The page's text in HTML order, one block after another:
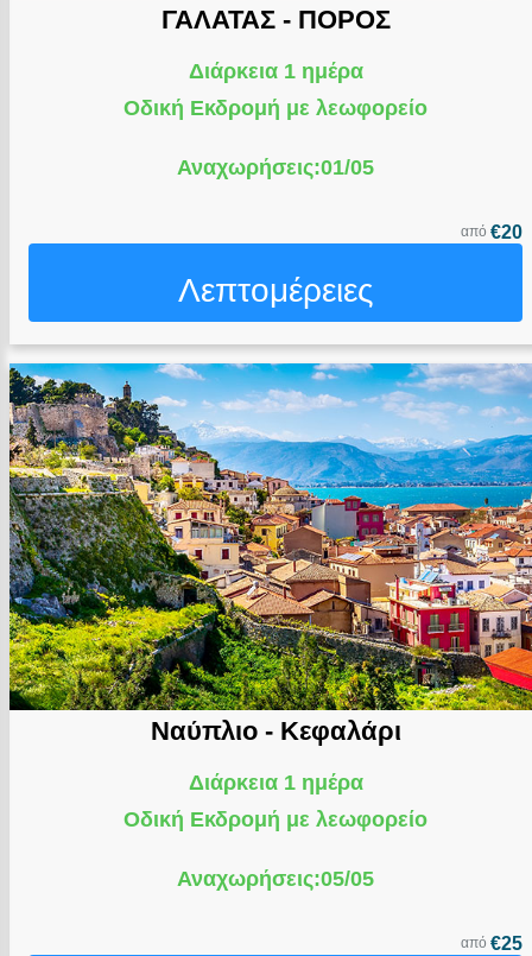
ΓΑΛΑΤΑΣ - ΠΟΡΟΣ
Διάρκεια 1 ημέρα
Οδική Εκδρομή με λεωφορείο
Αναχωρήσεις:01/05
από €20
Λεπτομέρειες
Ναύπλιο - Κεφαλάρι
Διάρκεια 1 ημέρα
Οδική Εκδρομή με λεωφορείο
Αναχωρήσεις:05/05
από €25